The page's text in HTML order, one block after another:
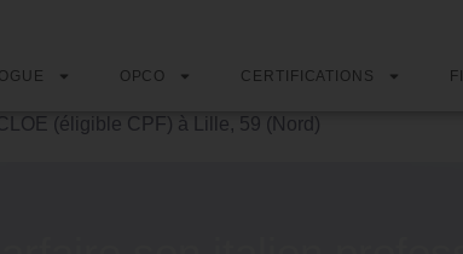
OPCO CERTIFICATIONS
(éligible CPF) à Lille, 59 (Nord)